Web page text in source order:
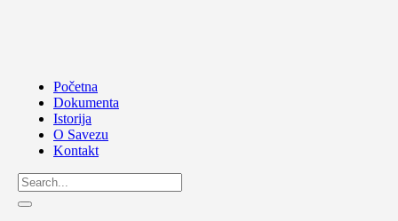
Početna
Dokumenta
Istorija
O Savezu
Kontakt